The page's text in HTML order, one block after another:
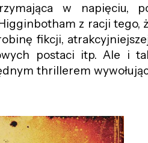
w napięciu,
z racji tego,
fikcji,
postaci itp. Ale i
thrillerem